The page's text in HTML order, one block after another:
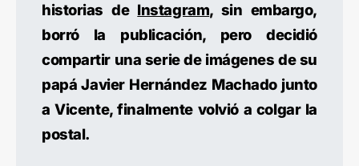
historias de Instagram, sin embargo,
borró la publicación, pero decidió
compartir una serie de imágenes de su
papá Javier Hernández Machado junto
a Vicente, finalmente volvió a colgar la
postal.